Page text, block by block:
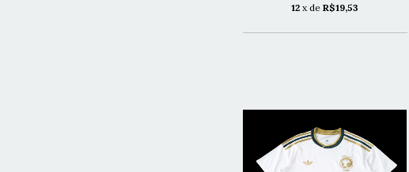
12 x deR$19,53